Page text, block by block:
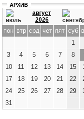
АРХИВ
август
2026
пон втр срд чет пят суб
1
3
4 5 6 7 8
10
11 12 13 14 15
17
18 19 20 21 22
24
25 26 27 28 29
31